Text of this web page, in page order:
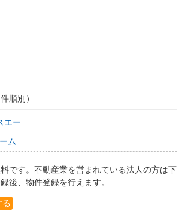
順別）
エー
ム
です。不動産業を営まれている法人の方は下
後、物件登録を行えます。
る